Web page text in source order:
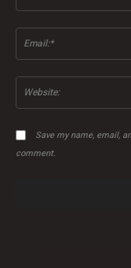
Save my name, email,
comment.